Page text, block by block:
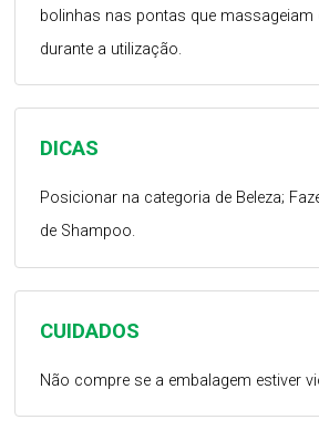
CUIDADOS
Não compre se a embalagem estiver
DICAS
Posicionar na categoria de Beleza;
de Shampoo.
bolinhas nas pontas que
durante a utilização.